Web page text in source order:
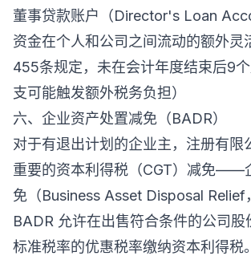
董事贷款账户（Director's Loan
资金在个人和公司之间流动的额外灵
455条规定，未在会计年度结束后9
支可能触发额外税务负担）
六、企业资产处置减免（BADR）
对于有退出计划的企业主，注册有限
重要的资本利得税（CGT）减免——
免（Business Asset Disposal Relief
BADR 允许在出售符合条件的公司股
标准税率的优惠税率缴纳资本利得税。